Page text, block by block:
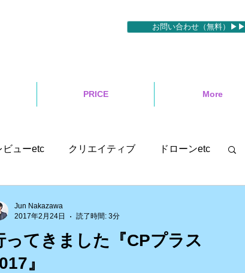
お問い合わせ（無料）▶▶
PRICE More
ビューetc クリエイティブ ドローンetc
ーetc
ト本 Final Cut Pro X motion５
ってきました『CPプラス
』
Jun Nakazawa
2017年2月24日
読了時間: 3分